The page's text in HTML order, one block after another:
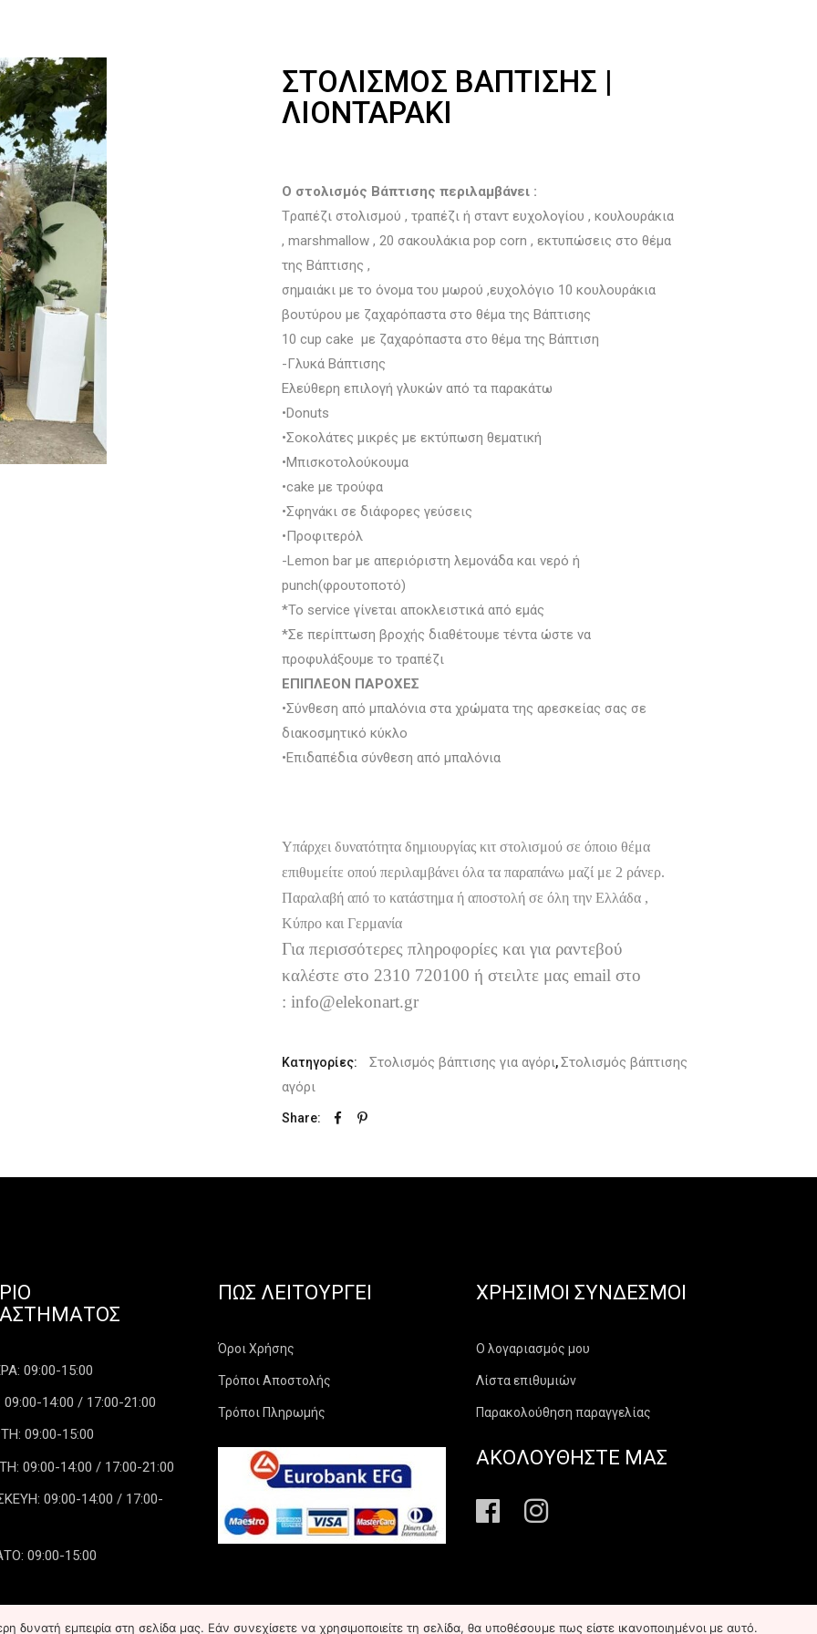
ΣΤΟΛΙΣΜΌΣ ΒΆΠΤΙΣΗΣ |
ΛΙΟΝΤΑΡΆΚΙ
Ο στολισμός Βάπτισης περιλαμβάνει :
Tραπέζι στολισμού , τραπέζι ή σταντ ευχολογίου , κουλουράκια
, marshmallow , 20 σακουλάκια pop corn , εκτυπώσεις στο θέμα
της Βάπτισης ,
σημαιάκι με το όνομα του μωρού ,ευχολόγιο 10 κουλουράκια
βουτύρου με ζαχαρόπαστα στο θέμα της Βάπτισης
10 cup cake με ζαχαρόπαστα στο θέμα της Βάπτιση
-Γλυκά Βάπτισης
Ελεύθερη επιλογή γλυκών από τα παρακάτω
•Donuts
•Σοκολάτες μικρές με εκτύπωση θεματική
•Μπισκοτολούκουμα
•cake με τρούφα
•Σφηνάκι σε διάφορες γεύσεις
•Προφιτερόλ
-Lemon bar με απεριόριστη λεμονάδα και νερό ή
punch(φρουτοποτό)
*Το service γίνεται αποκλειστικά από εμάς
*Σε περίπτωση βροχής διαθέτουμε τέντα ώστε να
προφυλάξουμε το τραπέζι
ΕΠΙΠΛΕΟΝ ΠΑΡΟΧΕΣ
•Σύνθεση από μπαλόνια στα χρώματα της αρεσκείας σας σε
διακοσμητικό κύκλο
•Επιδαπέδια σύνθεση από μπαλόνια
Υπάρχει δυνατότητα δημιουργίας κιτ στολισμού σε όποιο θέμα
επιθυμείτε οπού περιλαμβάνει όλα τα παραπάνω μαζί με 2 ράνερ.
Παραλαβή από το κατάστημα ή αποστολή σε όλη την Ελλάδα ,
Κύπρο και Γερμανία
Για περισσότερες πληροφορίες και για ραντεβού
καλέστε στο 2310 720100 ή στειλτε μας email στο
: info@elekonart.gr
Κατηγορίες: Στολισμός βάπτισης για αγόρι,Στολισμός βάπτισης
αγόρι
Share:
09:00-15:00
09:00-14:00 / 17:00-21:00
09:00-15:00
09:00-14:00 / 17:00-21:00
09:00-14:00 / 17:00-
09:00-15:00
ΠΏΣ ΛΕΙΤΟΥΡΓΕΊ
Όροι Χρήσης
Τρόποι Αποστολής
Τρόποι Πληρωμής
ΧΡΉΣΙΜΟΙ ΣΎΝΔΕΣΜΟΙ
Ο λογαριασμός μου
Λίστα επιθυμιών
Παρακολούθηση παραγγελίας
ΑΚΟΛΟΥΘΗΣΤΕ ΜΑΣ
εμπειρία στη σελίδα μας. Εάν συνεχίσετε να χρησιμοποιείτε τη σελίδα, θα υποθέσουμε πως είστε ικανοποιημένοι με αυτό.